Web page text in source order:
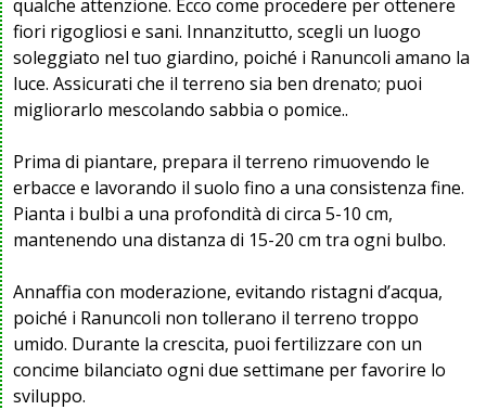
qualche attenzione. Ecco come procedere per ottenere
fiori rigogliosi e sani. Innanzitutto, scegli un luogo
soleggiato nel tuo giardino, poiché i Ranuncoli amano la
luce. Assicurati che il terreno sia ben drenato; puoi
migliorarlo mescolando sabbia o pomice..
Prima di piantare, prepara il terreno rimuovendo le
erbacce e lavorando il suolo fino a una consistenza fine.
Pianta i bulbi a una profondità di circa 5-10 cm,
mantenendo una distanza di 15-20 cm tra ogni bulbo.
Annaffia con moderazione, evitando ristagni d’acqua,
poiché i Ranuncoli non tollerano il terreno troppo
umido. Durante la crescita, puoi fertilizzare con un
concime bilanciato ogni due settimane per favorire lo
sviluppo.